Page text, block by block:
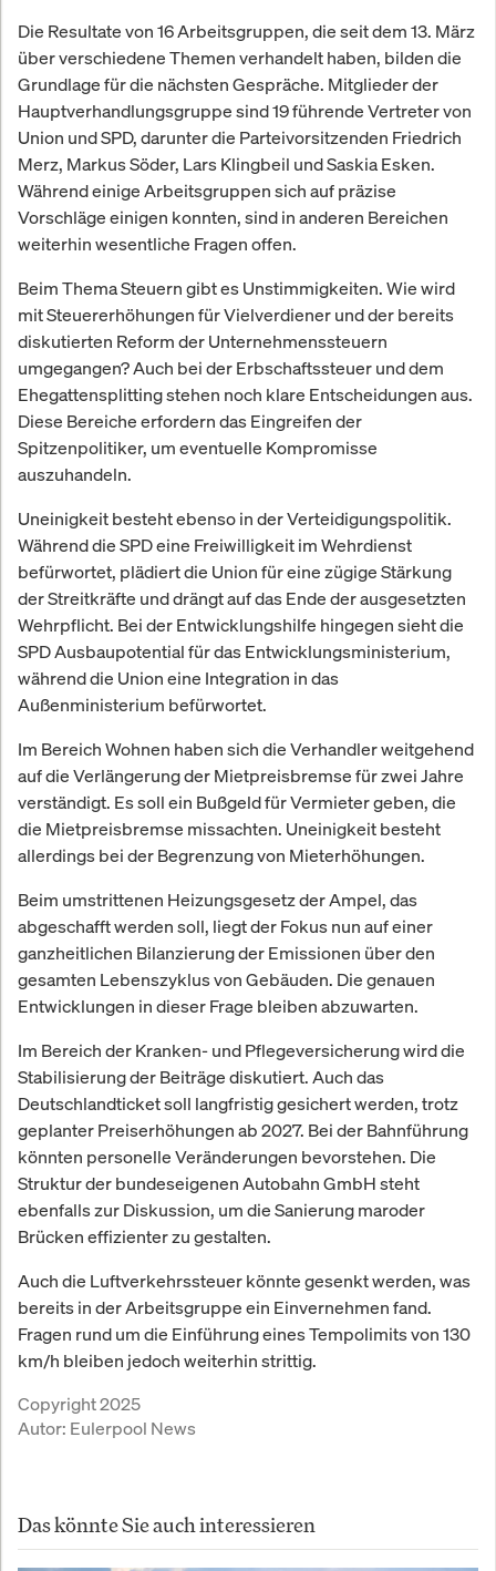
Die Resultate von 16 Arbeitsgruppen, die seit dem 13. März
über verschiedene Themen verhandelt haben, bilden die
Grundlage für die nächsten Gespräche. Mitglieder der
Hauptverhandlungsgruppe sind 19 führende Vertreter von
Union und SPD, darunter die Parteivorsitzenden Friedrich
Merz, Markus Söder, Lars Klingbeil und Saskia Esken.
Während einige Arbeitsgruppen sich auf präzise
Vorschläge einigen konnten, sind in anderen Bereichen
weiterhin wesentliche Fragen offen.
Beim Thema Steuern gibt es Unstimmigkeiten. Wie wird
mit Steuererhöhungen für Vielverdiener und der bereits
diskutierten Reform der Unternehmenssteuern
umgegangen? Auch bei der Erbschaftssteuer und dem
Ehegattensplitting stehen noch klare Entscheidungen aus.
Diese Bereiche erfordern das Eingreifen der
Spitzenpolitiker, um eventuelle Kompromisse
auszuhandeln.
Uneinigkeit besteht ebenso in der Verteidigungspolitik.
Während die SPD eine Freiwilligkeit im Wehrdienst
befürwortet, plädiert die Union für eine zügige Stärkung
der Streitkräfte und drängt auf das Ende der ausgesetzten
Wehrpflicht. Bei der Entwicklungshilfe hingegen sieht die
SPD Ausbaupotential für das Entwicklungsministerium,
während die Union eine Integration in das
Außenministerium befürwortet.
Im Bereich Wohnen haben sich die Verhandler weitgehend
auf die Verlängerung der Mietpreisbremse für zwei Jahre
verständigt. Es soll ein Bußgeld für Vermieter geben, die
die Mietpreisbremse missachten. Uneinigkeit besteht
allerdings bei der Begrenzung von Mieterhöhungen.
Beim umstrittenen Heizungsgesetz der Ampel, das
abgeschafft werden soll, liegt der Fokus nun auf einer
ganzheitlichen Bilanzierung der Emissionen über den
gesamten Lebenszyklus von Gebäuden. Die genauen
Entwicklungen in dieser Frage bleiben abzuwarten.
Im Bereich der Kranken- und Pflegeversicherung wird die
Stabilisierung der Beiträge diskutiert. Auch das
Deutschlandticket soll langfristig gesichert werden, trotz
geplanter Preiserhöhungen ab 2027. Bei der Bahnführung
könnten personelle Veränderungen bevorstehen. Die
Struktur der bundeseigenen Autobahn GmbH steht
ebenfalls zur Diskussion, um die Sanierung maroder
Brücken effizienter zu gestalten.
Auch die Luftverkehrssteuer könnte gesenkt werden, was
bereits in der Arbeitsgruppe ein Einvernehmen fand.
Fragen rund um die Einführung eines Tempolimits von 130
km/h bleiben jedoch weiterhin strittig.
Copyright 2025
Autor: Eulerpool News
Das könnte Sie auch interessieren